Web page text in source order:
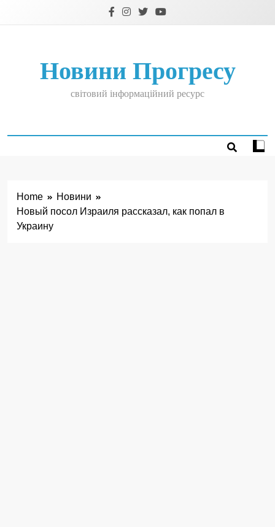
Новини Прогресу
світовий інформаційний ресурс
Home
Новини
Новый посол Израиля рассказал, как попал в
Украину